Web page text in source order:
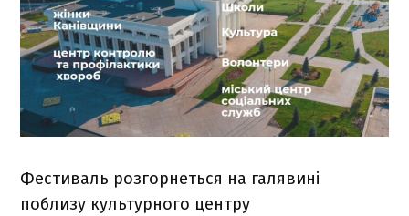
Фестиваль розгорнеться на галявині
поблизу культурного центру